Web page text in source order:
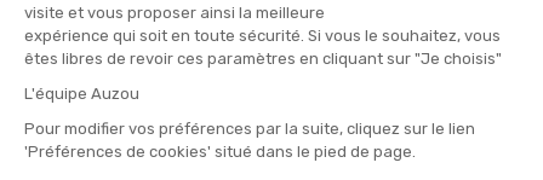
visite et vous proposer ainsi la meilleure
expérience qui soit en toute sécurité. Si vous le souhaitez, vous
êtes libres de revoir ces paramètres en cliquant sur "Je choisis"
L'équipe Auzou
Pour modifier vos préférences par la suite, cliquez sur le lien
'Préférences de cookies' situé dans le pied de page.
Infos consommateur
CGV
Mentions légales